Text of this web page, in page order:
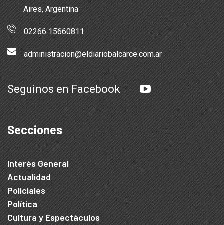
Aires, Argentina
02266 15660811
administracion@eldiariobalcarce.com.ar
Seguinos en Facebook
Secciones
Interés General
Actualidad
Policiales
Política
Cultura y Espectáculos